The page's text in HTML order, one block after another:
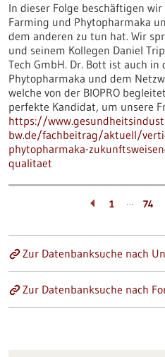
In dieser Folge beschäftigen
Farming und Phytopharmaka
dem anderen zu tun hat. Wir
und seinem Kollegen Daniel
Tech GmbH. Dr. Bott ist auch
Phytopharmaka und dem
welche von der BIOPRO
perfekte Kandidat, um unsere
https://
bw.de/fachbeitrag/aktuell/
phytopharmaka-
qualitaet
1 … 74
Zur Datenbanksuche nach
Zur Datenbanksuche nach